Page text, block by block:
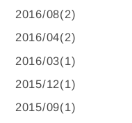
2016/08(2)
2016/04(2)
2016/03(1)
2015/12(1)
2015/09(1)